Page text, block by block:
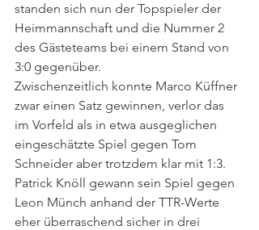
standen sich nun der Topspieler der
Heimmannschaft und die Nummer 2
des Gästeteams bei einem Stand von
3:0 gegenüber.
Zwischenzeitlich konnte Marco Küffner
zwar einen Satz gewinnen, verlor das
im Vorfeld als in etwa ausgeglichen
eingeschätzte Spiel gegen Tom
Schneider aber trotzdem klar mit 1:3.
Patrick Knöll gewann sein Spiel gegen
Leon Münch anhand der TTR-Werte
eher überraschend sicher in drei